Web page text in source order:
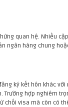
quan hệ. Nhiều
ngân hàng chung
ký kết hôn khác
hợp nghiêm
visa mà còn có